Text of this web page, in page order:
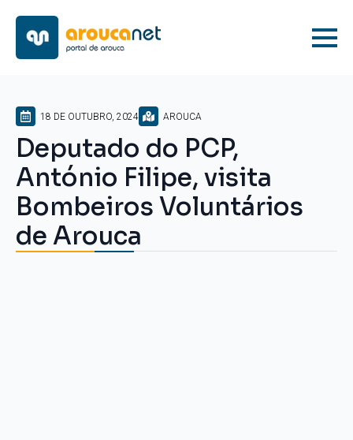
18 DE OUTUBRO, 2024 AROUCA
Deputado do PCP,
António Filipe, visita
Bombeiros Voluntários
de Arouca